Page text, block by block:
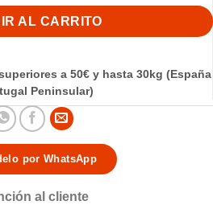
AL CARRITO
a 50€ y hasta 30kg (España
Peninsular)
por WhatsApp
al cliente